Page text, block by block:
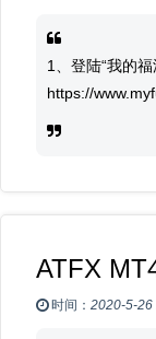
1、登陆“我的
https://
ATFX
时间： 2020-5-26